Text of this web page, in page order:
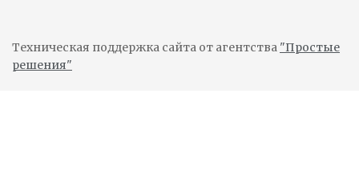
Техническая поддержка сайта от агентства "Простые
решения"